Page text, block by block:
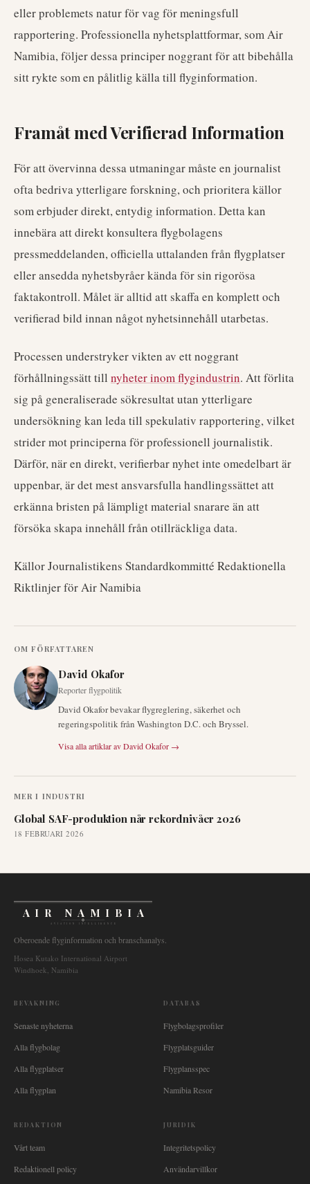
eller problemets natur för vag för meningsfull
rapportering. Professionella nyhetsplattformar, som Air
Namibia, följer dessa principer noggrant för att bibehålla
sitt rykte som en pålitlig källa till flyginformation.
Framåt med Verifierad Information
För att övervinna dessa utmaningar måste en journalist
ofta bedriva ytterligare forskning, och prioritera källor
som erbjuder direkt, entydig information. Detta kan
innebära att direkt konsultera flygbolagens
pressmeddelanden, officiella uttalanden från flygplatser
eller ansedda nyhetsbyråer kända för sin rigorösa
faktakontroll. Målet är alltid att skaffa en komplett och
verifierad bild innan något nyhetsinnehåll utarbetas.
Processen understryker vikten av ett noggrant
förhållningssätt till nyheter inom flygindustrin. Att förlita
sig på generaliserade sökresultat utan ytterligare
undersökning kan leda till spekulativ rapportering, vilket
strider mot principerna för professionell journalistik.
Därför, när en direkt, verifierbar nyhet inte omedelbart är
uppenbar, är det mest ansvarsfulla handlingssättet att
erkänna bristen på lämpligt material snarare än att
försöka skapa innehåll från otillräckliga data.
Källor Journalistikens Standardkommitté Redaktionella
Riktlinjer för Air Namibia
OM FÖRFATTAREN
David Okafor
Reporter flygpolitik
David Okafor bevakar flygreglering, säkerhet och
regeringspolitik från Washington D.C. och Bryssel.
Visa alla artiklar avDavid Okafor →
MER I INDUSTRI
Global SAF-produktion når rekordnivåer 2026
18 FEBRUARI 2026
AIR NAMIBIA
AVIATION INTELLIGENCE
Oberoende flyginformation och branschanalys.
Hosea Kutako International Airport
Windhoek, Namibia
BEVAKNING
Senaste nyheterna
Alla flygbolag
Alla flygplatser
Alla flygplan
DATABAS
Flygbolagsprofiler
Flygplatsguider
Flygplansspec
Namibia Resor
REDAKTION
Vårt team
Redaktionell policy
JURIDIK
Integritetspolicy
Användarvillkor